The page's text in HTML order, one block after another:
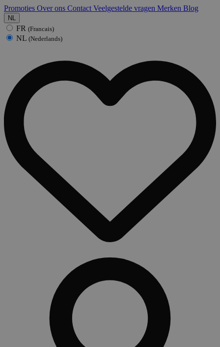
Promoties Over ons Contact Veelgestelde vragen Merken Blog
NL
FR (Francais)
NL (Nederlands)